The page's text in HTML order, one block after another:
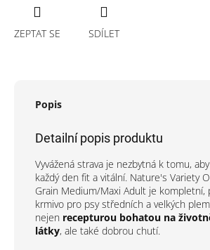
ZEPTAT SE SDÍLET
Popis
Detailní popis produktu
Vyvážená strava je nezbytná k tomu,
každý den fit a vitální. Nature's Variety
Grain Medium/Maxi Adult je kompletní,
krmivo pro psy středních a velkých
nejen recepturou bohatou na
látky, ale také dobrou chutí.